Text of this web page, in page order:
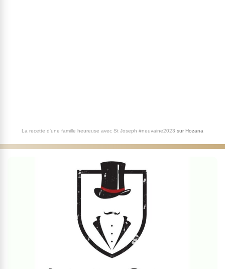
La recette d'une famille heureuse avec St Joseph #neuvaine2023 sur Hozana